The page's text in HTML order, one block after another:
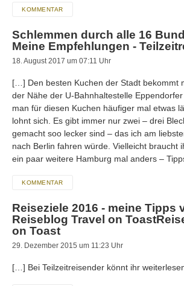
KOMMENTAR
Schlemmen durch alle 16
Meine Empfehlungen -
18. August 2017 um 07:11 Uhr
[…] Den besten Kuchen der Stadt bekommt
der Nähe der U-Bahnhaltestelle
man für diesen Kuchen häufiger mal etwas
lohnt sich. Es gibt immer nur zwei – drei
gemacht soo lecker sind – das ich am
nach Berlin fahren würde. Vielleicht braucht
ein paar weitere Hamburg mal anders –
KOMMENTAR
Reiseziele 2016 - meine Tipps
Reiseblog Travel on
on Toast
29. Dezember 2015 um 11:23 Uhr
[…] Bei Teilzeitreisender könnt ihr